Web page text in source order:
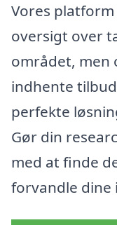
Vores
oversigt over
området, men
indhente
perfekte
Gør din
med at finde
forvandle dine